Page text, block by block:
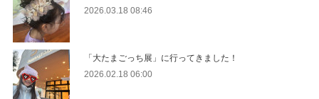
2026.03.18 08:46
「大たまごっち展」に行ってきました！
2026.02.18 06:00